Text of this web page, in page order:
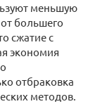
меньшую
большего
сжатие с
экономия
отбраковка
методов.